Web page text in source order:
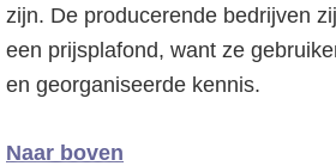
zijn. De producerende bedrijven
een prijsplafond, want ze
en georganiseerde kennis.
Naar boven